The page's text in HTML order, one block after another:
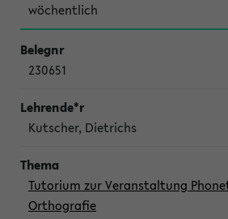
wöchentlich
230651
Kutscher, Dietrichs
Tutorium zur Veranstaltung
Orthografie